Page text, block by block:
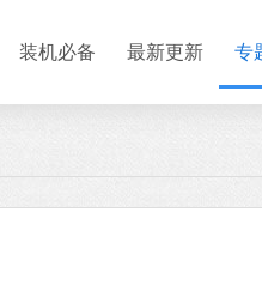
装机必备 最新更新 专